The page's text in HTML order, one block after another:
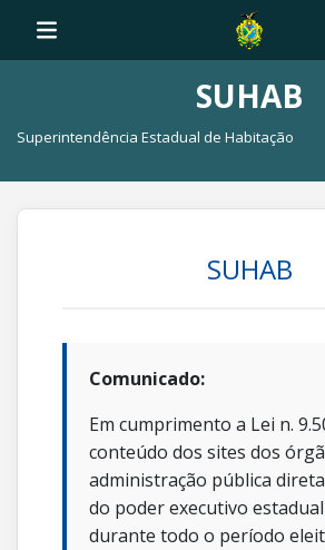
SUHAB
Superintendência Estadual de Habitação
SUHAB
Comunicado:
Em cumprimento a Lei n.
conteúdo dos sites dos
administração pública
do poder executivo
durante todo o período